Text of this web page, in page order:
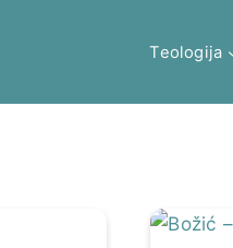
Teologija